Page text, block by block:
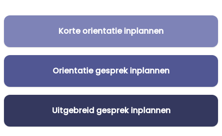
Korte orientatie inplannen
Orientatie gesprek inplannen
Uitgebreid gesprek inplannen